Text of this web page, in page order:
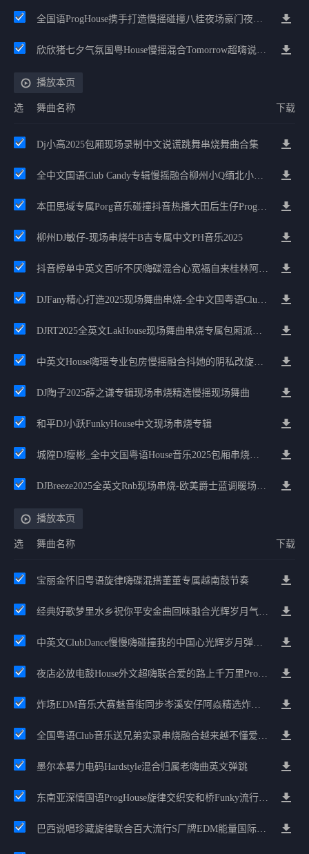
全国语ProgHouse携手打造慢摇碰撞八桂夜场豪门夜宴气氛小串
欣欣猪七夕气氛国粤House慢摇混合Tomorrow超嗨说唱英文House气氛
播放本页
选 舞曲名称 下载
Dj小高2025包厢现场录制中文说谎跳舞串烧舞曲合集
全中文国语Club Candy专辑慢摇融合柳州小Q缅北小九专属英文串
本田思域专属Porg音乐碰撞抖音热播大田后生仔ProgHouse慢摇
柳州DJ敏仔-现场串烧牛B吉专属中文PH音乐2025
抖音榜单中英文百听不厌嗨碟混合心宽福自来桂林阿铭祝福节奏
DJFany精心打造2025现场舞曲串烧-全中文国粤语Club音乐专属
DJRT2025全英文LakHouse现场舞曲串烧专属包厢派对嗨碟
中英文House嗨瑶专业包房慢摇融合抖她的阴私改旋律中文柳州敏仔混音
DJ陶子2025薛之谦专辑现场串烧精选慢摇现场舞曲
和平DJ小跃FunkyHouse中文现场串烧专辑
城隍DJ瘦彬_全中文国粤语House音乐2025包厢串烧好歌精选
DJBreeze2025全英文Rnb现场串烧-欧美爵士蓝调暖场必备
播放本页
选 舞曲名称 下载
宝丽金怀旧粤语旋律嗨碟混搭董董专属越南鼓节奏
经典好歌梦里水乡祝你平安金曲回味融合光辉岁月气氛中文兄弟串烧
中英文ClubDance慢慢嗨碰撞我的中国心光辉岁月弹鼓车载
夜店必放电鼓House外文超嗨联合爱的路上千万里Prog包房漫步上头
炸场EDM音乐大赛魅音街同步岑溪安仔阿焱精选炸场歌路串烧
全国粤语Club音乐送兄弟实录串烧融合越来越不懂爱的哲学遗憾专辑
墨尔本暴力电码Hardstyle混合归属老嗨曲英文弹跳
东南亚深情国语ProgHouse旋律交织安和桥Funky流行情怀串烧
巴西说唱珍藏旋律联合百大流行S厂牌EDM能量国际电音串烧